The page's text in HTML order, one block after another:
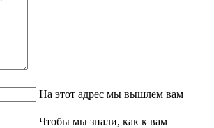
На этот адрес мы вышлем вам
Чтобы мы знали, как к вам